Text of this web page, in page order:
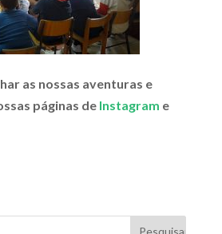
as nossas aventuras e
páginas de Instagram e